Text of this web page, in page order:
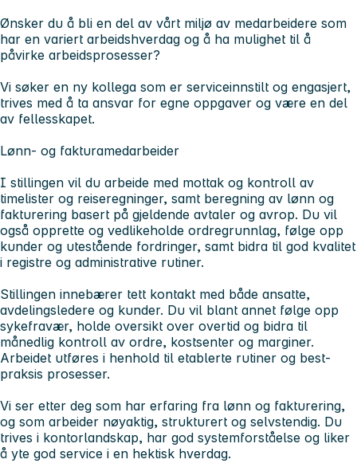
Ønsker du å bli en del av vårt miljø av medarbeidere som
har en variert arbeidshverdag og å ha mulighet til å
påvirke arbeidsprosesser?
Vi søker en ny kollega som er serviceinnstilt og engasjert,
trives med å ta ansvar for egne oppgaver og være en del
av fellesskapet.
Lønn- og fakturamedarbeider
I stillingen vil du arbeide med mottak og kontroll av
timelister og reiseregninger, samt beregning av lønn og
fakturering basert på gjeldende avtaler og avrop. Du vil
også opprette og vedlikeholde ordregrunnlag, følge opp
kunder og utestående fordringer, samt bidra til god kvalitet
i registre og administrative rutiner.
Stillingen innebærer tett kontakt med både ansatte,
avdelingsledere og kunder. Du vil blant annet følge opp
sykefravær, holde oversikt over overtid og bidra til
månedlig kontroll av ordre, kostsenter og marginer.
Arbeidet utføres i henhold til etablerte rutiner og best-
praksis prosesser.
Vi ser etter deg som har erfaring fra lønn og fakturering,
og som arbeider nøyaktig, strukturert og selvstendig. Du
trives i kontorlandskap, har god systemforståelse og liker
å yte god service i en hektisk hverdag.